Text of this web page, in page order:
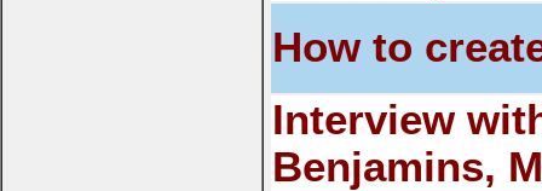
How to
Interview
Benjamins,